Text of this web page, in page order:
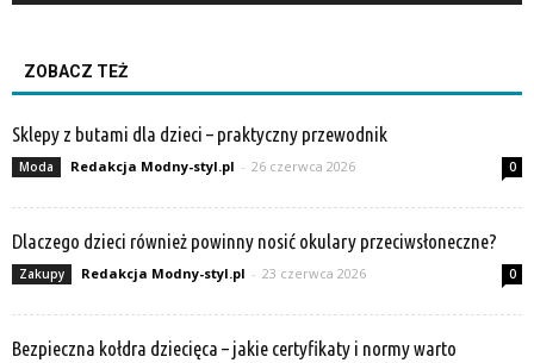
ZOBACZ TEŻ
Sklepy z butami dla dzieci – praktyczny przewodnik
Moda Redakcja Modny-styl.pl - 26 czerwca 2026 0
Dlaczego dzieci również powinny nosić okulary przeciwsłoneczne?
Zakupy Redakcja Modny-styl.pl - 23 czerwca 2026 0
Bezpieczna kołdra dziecięca – jakie certyfikaty i normy warto